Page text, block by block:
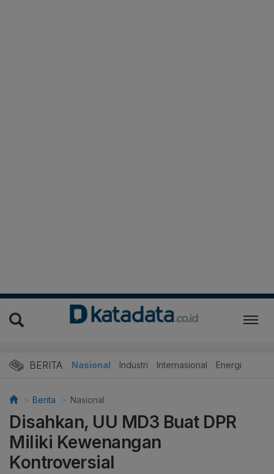
BERITA Nasional Industri Internasional Energi
Berita Nasional
Disahkan, UU MD3 Buat DPR
Miliki Kewenangan
Kontroversial